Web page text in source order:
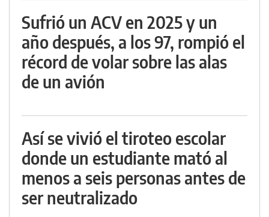
Sufrió un ACV en 2025 y un
año después, a los 97, rompió el
récord de volar sobre las alas
de un avión
Así se vivió el tiroteo escolar
donde un estudiante mató al
menos a seis personas antes de
ser neutralizado